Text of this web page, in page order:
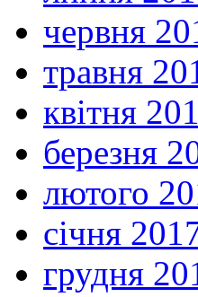
червня
травня
квітня
березня
лютого
січня
грудня